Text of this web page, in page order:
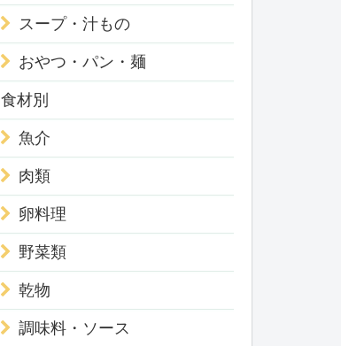
スープ・汁もの
おやつ・パン・麺
食材別
魚介
肉類
卵料理
野菜類
乾物
調味料・ソース